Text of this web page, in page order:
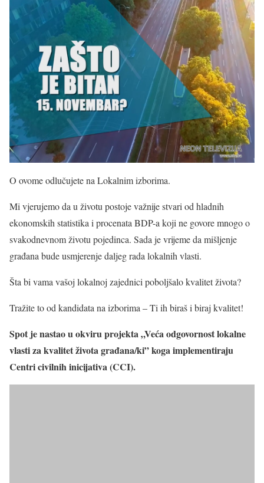
O ovome odlučujete na Lokalnim izborima.
Mi vjerujemo da u životu postoje važnije stvari od hladnih
ekonomskih statistika i procenata BDP-a koji ne govore mnogo o
svakodnevnom životu pojedinca. Sada je vrijeme da mišljenje
građana bude usmjerenje daljeg rada lokalnih vlasti.
Šta bi vama vašoj lokalnoj zajednici poboljšalo kvalitet života?
Tražite to od kandidata na izborima – Ti ih biraš i biraj kvalitet!
Spot je nastao u okviru projekta „Veća odgovornost lokalne
vlasti za kvalitet života građana/ki” koga implementiraju
Centri civilnih inicijativa (CCI).